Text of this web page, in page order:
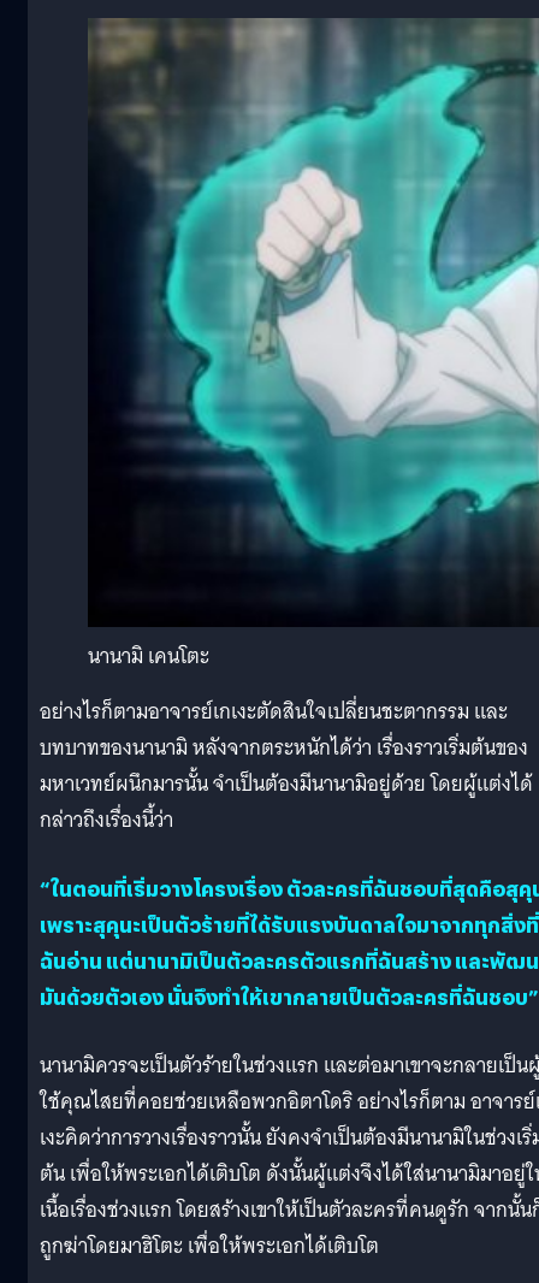
นานามิ เคนโตะ
อย่างไรก็ตามอาจารย์เกเงะตัดสินใจเปลี่ยนชะตากรรม และ
บทบาทของนานามิ หลังจากตระหนักได้ว่า เรื่องราวเริ่มต้นของ
มหาเวทย์ผนึกมารนั้น จำเป็นต้องมีนานามิอยู่ด้วย โดยผู้แต่งได้
กล่าวถึงเรื่องนี้ว่า
“ในตอนที่เริ่มวางโครงเรื่อง ตัวละครที่ฉันชอบที่สุดคือสุคุ
เพราะสุคุนะเป็นตัวร้ายที่ได้รับแรงบันดาลใจมาจากทุกสิ่งที่
ฉันอ่าน แต่นานามิเป็นตัวละครตัวแรกที่ฉันสร้าง และพัฒ
มันด้วยตัวเอง นั่นจึงทำให้เขากลายเป็นตัวละครที่ฉันชอบ”
นานามิควรจะเป็นตัวร้ายในช่วงแรก และต่อมาเขาจะกลายเป็น
ใช้คุณไสยที่คอยช่วยเหลือพวกอิตาโดริ อย่างไรก็ตาม อาจารย์
เงะคิดว่าการวางเรื่องราวนั้น ยังคงจำเป็นต้องมีนานามิในช่วงเ
ต้น เพื่อให้พระเอกได้เติบโต ดังนั้นผู้แต่งจึงได้ใส่นานามิมาอยู่
เนื้อเรื่องช่วงแรก โดยสร้างเขาให้เป็นตัวละครที่คนดูรัก จากนั้
ถูกฆ่าโดยมาฮิโตะ เพื่อให้พระเอกได้เติบโต